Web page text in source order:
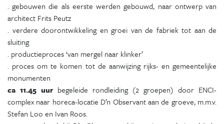
. gebouwen die als eerste werden gebouwd, naar ontwerp van
architect Frits Peutz
. verdere doorontwikkeling en groei van de fabriek tot aan de
sluiting
. productieproces ‘van mergel naar klinker’
. proces om te komen tot de aanwijzing rijks- en gemeentelijke
monumenten
ca 11.45 uur begeleide rondleiding (2 groepen) door ENCI-
complex naar horeca-locatie D’n Observant aan de groeve, m.m.v.
Stefan Loo en Ivan Roos.